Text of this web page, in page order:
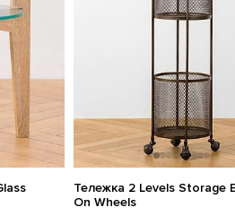
Тележка 2 Levels Storage
On Wheels